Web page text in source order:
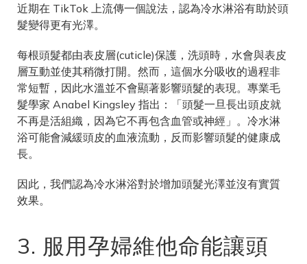
近期在 TikTok 上流傳一個說法，認為冷水淋浴有助於頭
髮變得更有光澤。
每根頭髮都由表皮層(cuticle)保護，洗頭時，水會與表皮
層互動並使其稍微打開。然而，這個水分吸收的過程非
常短暫，因此水溫並不會顯著影響頭髮的表現。專業毛
髮學家 Anabel Kingsley 指出：「頭髮一旦長出頭皮就
不再是活組織，因為它不再包含血管或神經」。冷水淋
浴可能會減緩頭皮的血液流動，反而影響頭髮的健康成
長。
因此，我們認為冷水淋浴對於增加頭髮光澤並沒有實質
效果。
3. 服用孕婦維他命能讓頭